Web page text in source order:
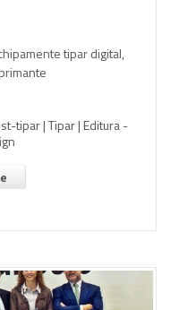
tipar digital,
tipar | Tipar | Editura -